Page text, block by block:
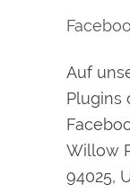
Auf
Plugins
Willow
94025,